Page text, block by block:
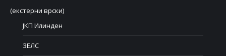
(екстерни врски)
ЈКП Илинден
ЗЕЛС